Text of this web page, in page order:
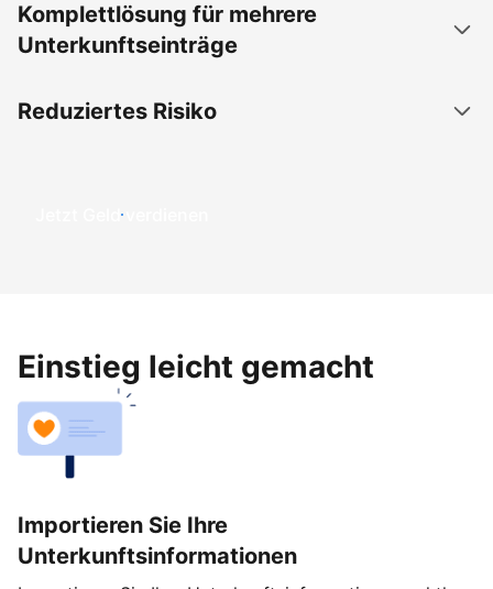
Komplettlösung für mehrere
Unterkunftseinträge
Reduziertes Risiko
Jetzt Geld verdienen
Einstieg leicht gemacht
Importieren Sie Ihre
Unterkunftsinformationen